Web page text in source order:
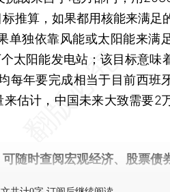
推算，如果都用核能来满足
单独依靠风能或太阳能来满
太阳能发电站；该目标意味
每年要完成相当于目前西班
估计，中国未来大致需要2
可随时查阅宏观经济、股票债